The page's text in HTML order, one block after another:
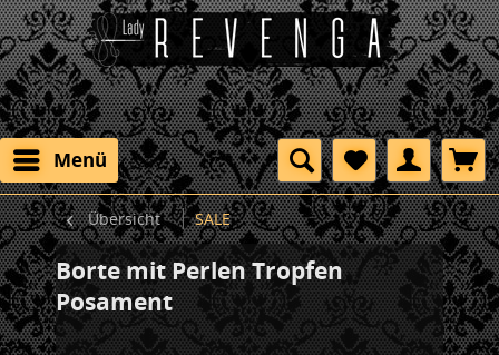
Menü
Übersicht SALE
Borte mit Perlen Tropfen
Posament